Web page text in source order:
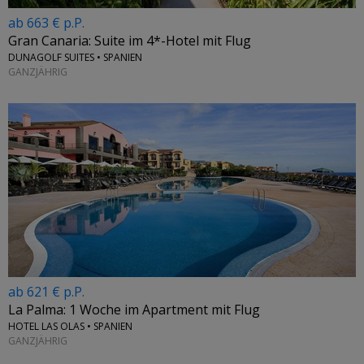
ab 663 € p.P.
Gran Canaria: Suite im 4*-Hotel mit Flug
DUNAGOLF SUITES • SPANIEN
GANZJÄHRIG
ab 621 € p.P.
La Palma: 1 Woche im Apartment mit Flug
HOTEL LAS OLAS • SPANIEN
GANZJÄHRIG